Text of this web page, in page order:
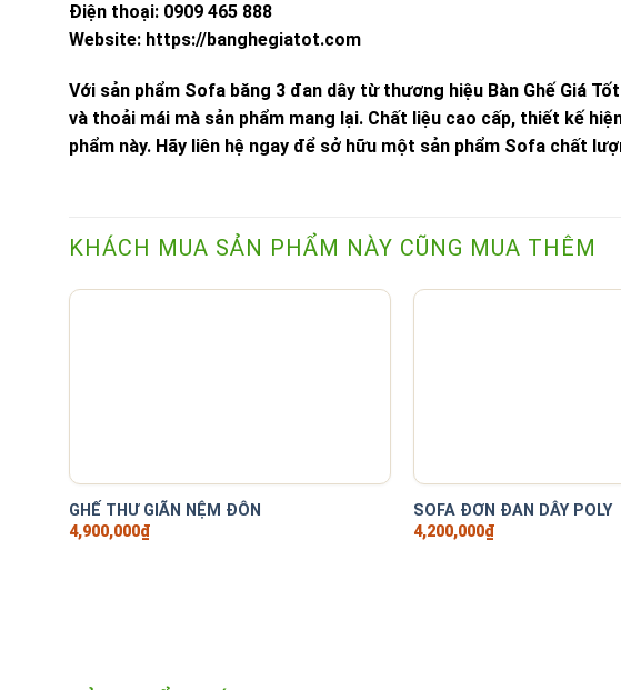
Điện thoại: 0909 465 888
Website: https://banghegiatot.com
Với sản phẩm Sofa băng 3 đan dây từ thương hiệu Bàn Ghế Giá
và thoải mái mà sản phẩm mang lại. Chất liệu cao cấp, thiết kế
phẩm này. Hãy liên hệ ngay để sở hữu một sản phẩm Sofa chất
KHÁCH MUA SẢN PHẨM NÀY CŨNG MUA THÊM
GHẾ THƯ GIÃN NỆM ĐÔN
4,900,000₫
SOFA ĐƠN ĐAN DÂY POLY
4,200,000₫